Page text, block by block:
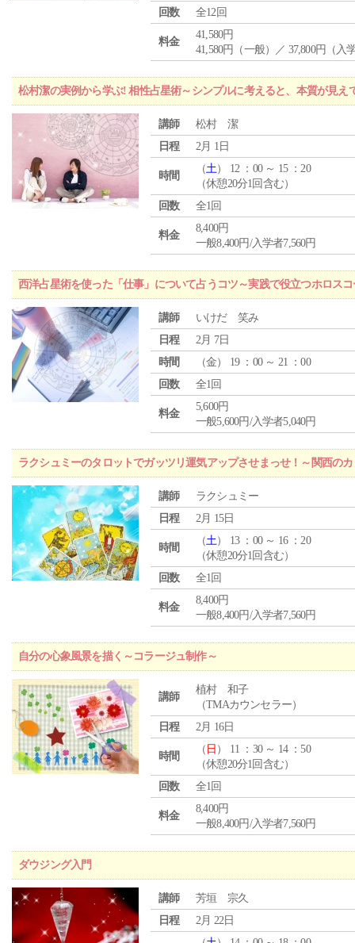
回数
全12回
料金
41,580円
41,580円（一般）／ 37,800円（入
松村潔の実例から学ぶ! 相性占星術～シンプルに考えると、本質が見え
講師
松村 潔
日程
2月 1日
時間
（土） 12 ：00 ～ 15 ：20
（休憩20分1回含む）
回数
全1回
料金
8,400円
一般8,400円/入学者7,560円
西洋占星術を使った「仕事」について占うコツ～実践で役立つホロス
講師
いけだ 笑み
日程
2月 7日
時間
（金） 19 ：00 ～ 21 ：00
回数
全1回
料金
5,600円
一般5,600円/入学者5,040円
ラクシュミーのタロットでガッツリ運気アップさせまっせ！～関西の
講師
ラクシュミー
日程
2月 15日
時間
（土） 13 ：00 ～ 16 ：20
（休憩20分1回含む）
回数
全1回
料金
8,400円
一般8,400円/入学者7,560円
自分の心象風景を描く～コラージュ制作～
講師
植村 和子
（TMAカウンセラー）
日程
2月 16日
時間
（ 日 ） 11 ：30 ～ 14 ：50
（休憩20分1回含む）
回数
全1回
料金
8,400円
一般8,400円/入学者7,560円
ダウジング入門
講師
芳垣 宗久
日程
2月 22日